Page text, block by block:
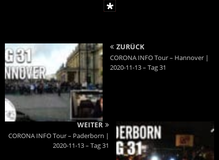
ZURÜCK
CORONA INFO Tour – Hannover |
2020-11-13 – Tag 31
WEITER
CORONA INFO Tour – Paderborn |
2020-11-13 – Tag 31